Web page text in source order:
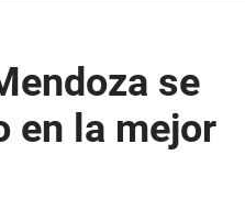
se
en la mejor